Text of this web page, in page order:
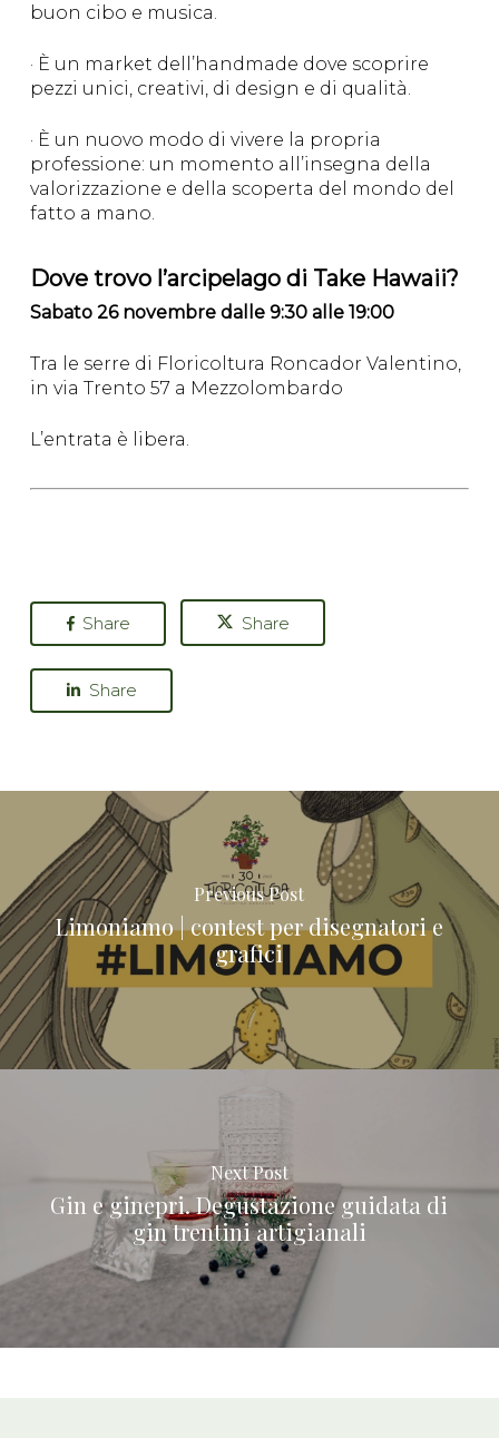
buon cibo e musica.
· È un market dell’handmade dove scoprire
pezzi unici, creativi, di design e di qualità.
· È un nuovo modo di vivere la propria
professione: un momento all’insegna della
valorizzazione e della scoperta del mondo del
fatto a mano.
Dove trovo l’arcipelago di Take Hawaii?
Sabato 26 novembre dalle 9:30 alle 19:00
Tra le serre di Floricoltura Roncador Valentino,
in via Trento 57 a Mezzolombardo
L’entrata è libera.
Share Share
Share
Previous Post
Limoniamo | contest per disegnatori e
grafici
Next Post
Gin e ginepri. Degustazione guidata di
gin trentini artigianali